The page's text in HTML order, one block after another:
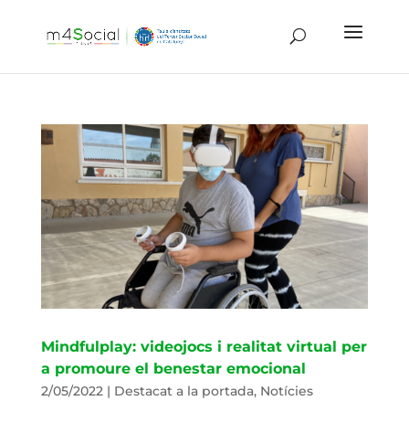
Mindfulplay: videojocs i realitat virtual per
a promoure el benestar emocional
2/05/2022 | Destacat a la portada, Notícies